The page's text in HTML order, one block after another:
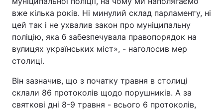
вже кілька років. Ні минулий склад парламенту, ні
цей так і не ухвалив закон про муніципальну
поліцію, яка б забезпечувала правопорядок на
вулицях українських міст», - наголосив мер
столиці.
Він зазначив, що з початку травня в столиці
склали 86 протоколів щодо порушників. А за
святкові дні 8-9 травня - всього 6 протоколів,